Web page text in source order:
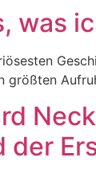
was
größten
der